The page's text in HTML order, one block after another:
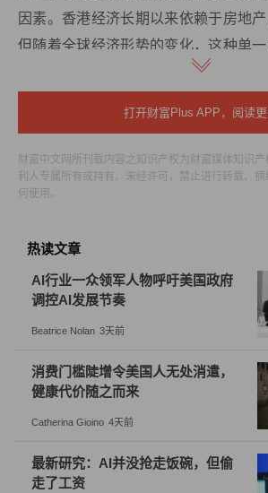
因素。香港经济长期以来依赖于房地产
但随着全球经济形势的变化，这种单
以适应新的市场需求。房地产市场的
风险能力。
在解决经济结构性问题的过程中，需
系、金融保险业与其他服务业的协调
的引导和支持，也需要企业的积极参
产业结构，提高产业附加值，香港经
展。
此外，香港还需要加强与内地的合作
的优势，推动经济的融合和发展。内
的资源，为香港提供了广阔的发展空
际化经验和专业服务，也能为内地企
通过加强两地的合作，可以实现互利
打开财富Plus APP，阅读
财富中文网所刊载内容之知识产权为财富媒体知识
利人专属所有或持有。未经许可，禁止进行转载、
何使用。
热读文章
Beatrice Nolan 3天前
AI行业一众领军人物呼吁美国政府
调控AI发展节奏
Catherina Gioino 4天前
消费门槛陡增令美国人无处消遣，
健康代价随之而来
最新研究：AI并没抢走饭碗，但偷
走了工资